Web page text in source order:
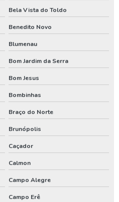
Bela Vista do Toldo
Benedito Novo
Blumenau
Bom Jardim da Serra
Bom Jesus
Bombinhas
Braço do Norte
Brunópolis
Caçador
Calmon
Campo Alegre
Campo Erê